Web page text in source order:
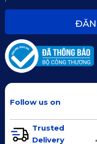
Follow us on
Trusted
Delivery